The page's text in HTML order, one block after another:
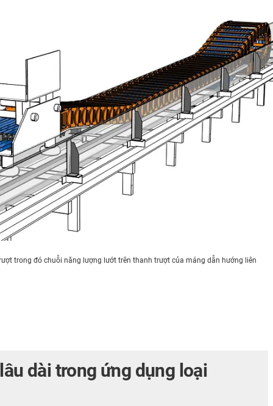
trong đó chuỗi năng lượng lướt trên thanh trượt của máng dẫn hướng liên
dài trong ứng dụng loại